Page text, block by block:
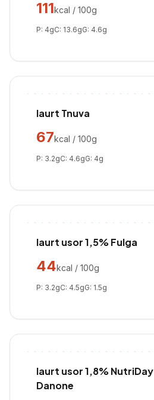
111kcal / 100g
P: 4gC: 13.6gG: 4.6g
Iaurt Tnuva
67kcal / 100g
P: 3.2gC: 4.6gG: 4g
Iaurt usor 1,5% Fulga
44kcal / 100g
P: 3.2gC: 4.5gG: 1.5g
Iaurt usor 1,8% NutriDay
Danone